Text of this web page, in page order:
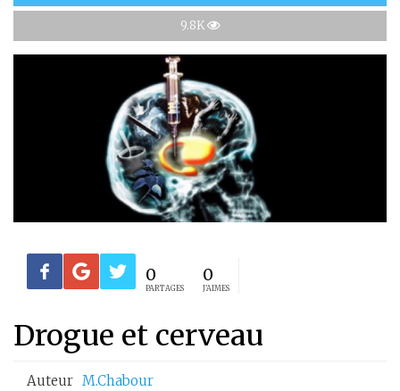
9.8K
0
PARTAGES
0
J'AIMES
Drogue et cerveau
Auteur M.chabour